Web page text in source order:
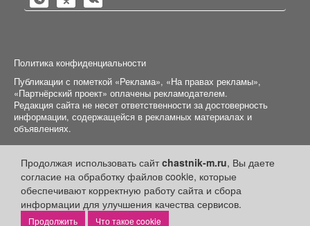
Продолжая использовать сайтchastnik-m.ru, Вы даете
согласие на обработку файлов cookie, которые
обеспечивают корректную работу сайта и сбора
информации для улучшения качества сервисов.
Что такое cookie
Политика конфиденциальности
Публикации с пометкой «Реклама», «На правах рекламы»,
«Партнёрский проект» оплачены рекламодателем.
Редакция сайта не несет ответственности за достоверность
информации, содержащейся в рекламных материалах и
объявлениях.
+16